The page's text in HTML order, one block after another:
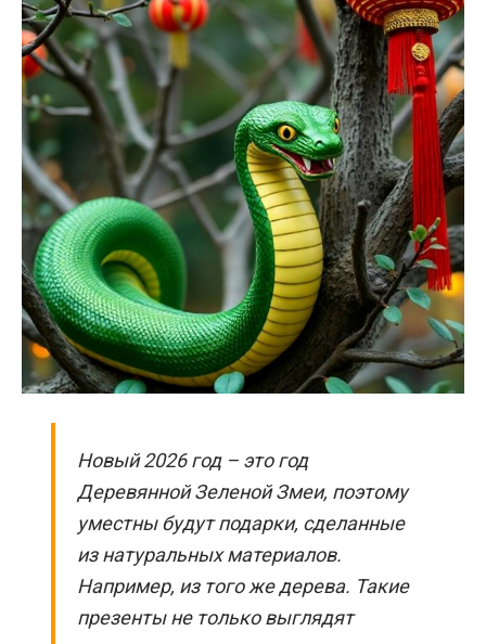
Новый 2026 год – это год
Деревянной Зеленой Змеи, поэтому
уместны будут подарки, сделанные
из натуральных материалов.
Например, из того же дерева. Такие
презенты не только выглядят